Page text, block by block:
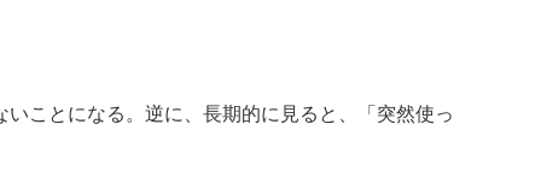
ことになる。逆に、長期的に見ると、「突然使っ